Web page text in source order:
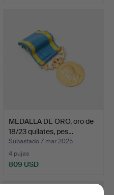
MEDALLA DE ORO, oro de
18/23 quilates, pes…
Subastado 7 mar 2025
4 pujas
809 USD